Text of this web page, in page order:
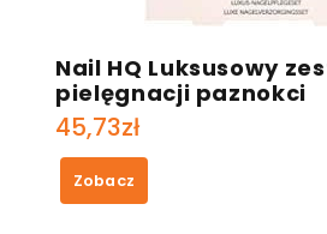
Nail HQ Luksusowy
pielęgnacji paznokci
45,73zł
Zobacz